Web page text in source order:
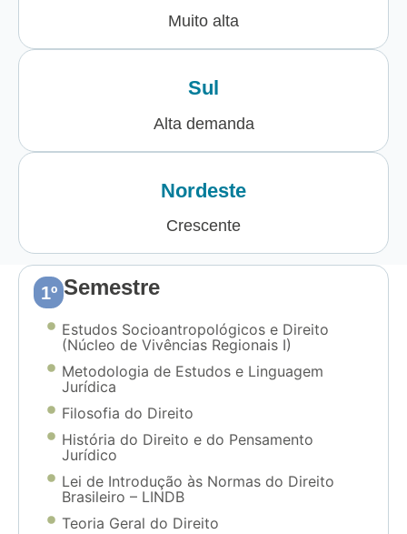
Muito alta
Sul
Alta demanda
Nordeste
Crescente
1º Semestre
Estudos Socioantropológicos e Direito
(Núcleo de Vivências Regionais I)
Metodologia de Estudos e Linguagem
Jurídica
Filosofia do Direito
História do Direito e do Pensamento
Jurídico
Lei de Introdução às Normas do Direito
Brasileiro – LINDB
Teoria Geral do Direito